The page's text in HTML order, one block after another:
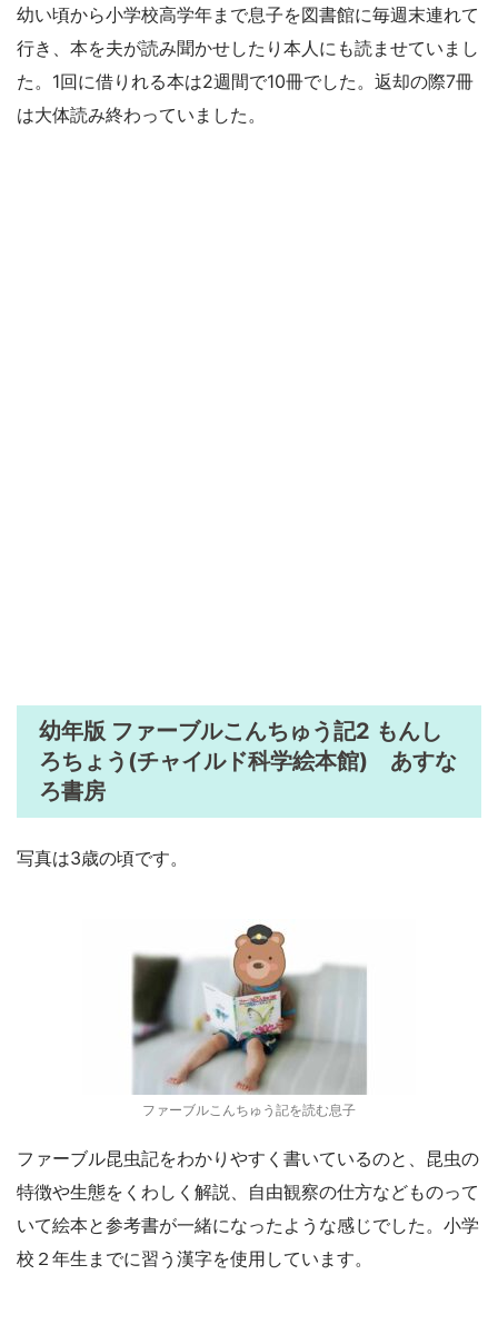
幼い頃から小学校高学年まで息子を図書館に毎週末連れて
行き、本を夫が読み聞かせしたり本人にも読ませていまし
た。1回に借りれる本は2週間で10冊でした。返却の際7冊
は大体読み終わっていました。
幼年版 ファーブルこんちゅう記2 もんし
ろちょう(チャイルド科学絵本館) あすな
ろ書房
写真は3歳の頃です。
ファーブルこんちゅう記を読む息子
ファーブル昆虫記をわかりやすく書いているのと、昆虫の
特徴や生態をくわしく解説、自由観察の仕方などものって
いて絵本と参考書が一緒になったような感じでした。小学
校２年生までに習う漢字を使用しています。